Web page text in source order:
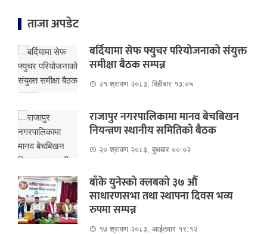
ताजा अपडेट
बर्दियामा सेफ फ्युचर परियोजनाको संयुक्त
समीक्षा बैठक सम्पन्न
२१ श्रावण २०८३, बिहीबार १३:०५
राजापुर नगरपालिकामा मानव बेचबिखन
नियन्त्रण स्थानीय समितिको बैठक
२० श्रावण २०८३, बुधबार ००:०२
बाँके युनेस्को क्लबको ३७ औं
साधारणसभा तथा स्थापना दिवस भव्य
रुपमा सम्पन्न
१७ श्रावण २०८३, आईतवार १९:१२